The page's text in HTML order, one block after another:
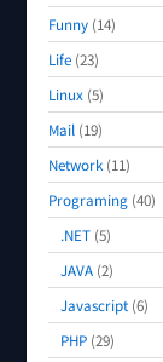
Funny (14)
Life (23)
Linux (5)
Mail (19)
Network (11)
Programing (40)
.NET (5)
JAVA (2)
Javascript (6)
PHP (29)